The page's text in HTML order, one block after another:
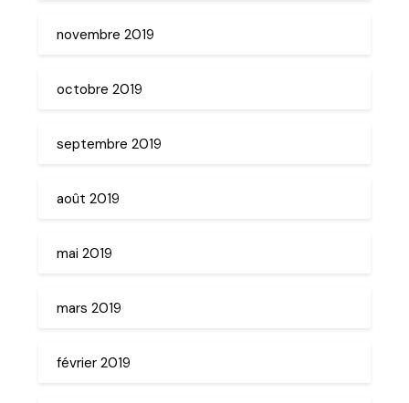
novembre 2019
octobre 2019
septembre 2019
août 2019
mai 2019
mars 2019
février 2019